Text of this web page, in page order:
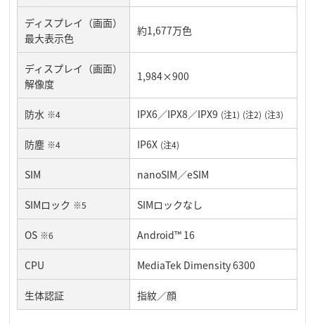
ディスプレイ（画面）
最大表示色
約1,677万色
ディスプレイ（画面）
解像度
1,984×900
防水 ※4 IPX6／IPX8／IPX9 (注1) (注2) (注3)
防塵 ※4 IP6X (注4)
SIM nanoSIM／eSIM
SIMロック ※5 SIMロックなし
OS ※6 Android™ 16
CPU MediaTek Dimensity 6300
生体認証 指紋／顔